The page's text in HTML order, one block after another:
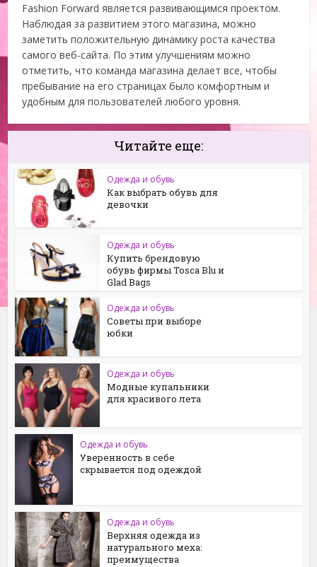
Fashion Forward является развивающимся проектом.
Наблюдая за развитием этого магазина, можно
заметить положительную динамику роста качества
самого веб-сайта. По этим улучшениям можно
отметить, что команда магазина делает все, чтобы
пребывание на его страницах было комфортным и
удобным для пользователей любого уровня.
Читайте еще:
Одежда и обувь
Как выбрать обувь для
девочки
Одежда и обувь
Купить брендовую
обувь фирмы Tosca Blu и
Glad Bags
Одежда и обувь
Советы при выборе
юбки
Одежда и обувь
Модные купальники
для красивого лета
Одежда и обувь
Уверенность в себе
скрывается под одеждой
Одежда и обувь
Верхняя одежда из
натурального меха:
преимущества